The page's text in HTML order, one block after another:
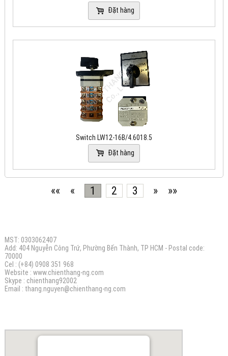
Đặt hàng
Switch LW12-16B/4.6018.5
Đặt hàng
«« « 1 2 3 » »»
MST: 0303062407
Add: 404 Nguyễn Công Trứ, Phường Bến Thành, TP HCM - Postal code:
70000
Cel : (+84) 0908 351 968
Website : www.chienthang-ng.com
Skype : chienthang92002
Email : thang.nguyen@chienthang-ng.com